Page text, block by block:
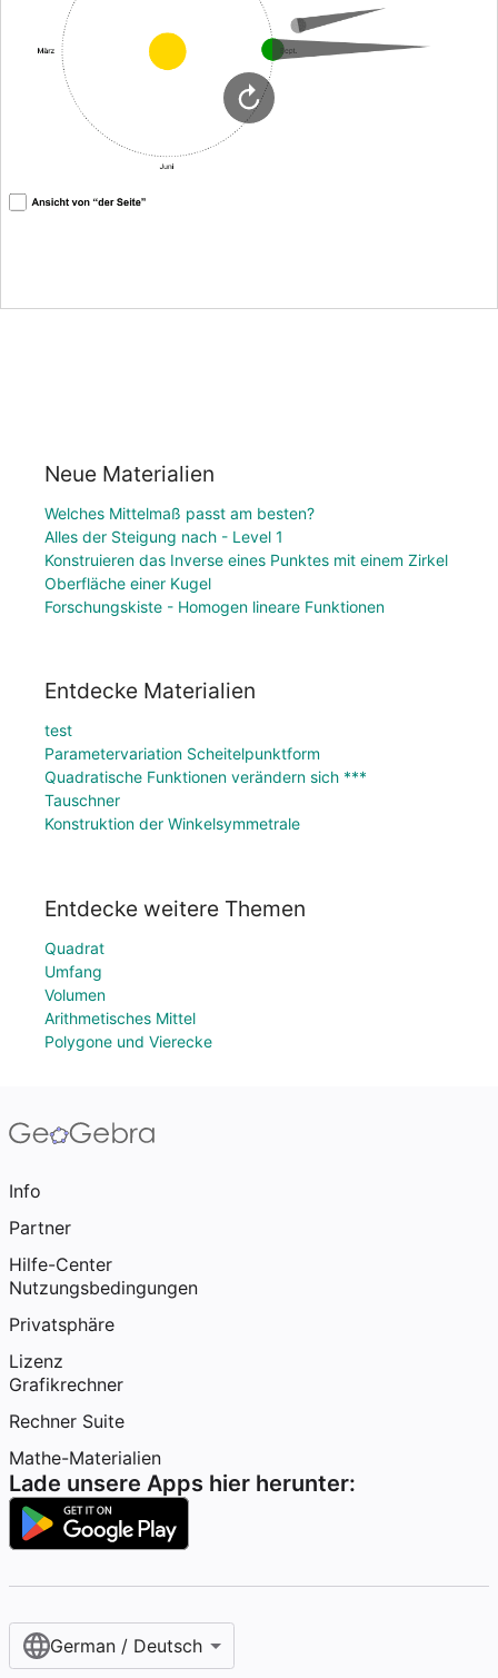
Neue Materialien
Welches Mittelmaß passt am besten?
Alles der Steigung nach - Level 1
Konstruieren das Inverse eines Punktes mit einem Zirkel
Oberfläche einer Kugel
Forschungskiste - Homogen lineare Funktionen
Entdecke Materialien
test
Parametervariation Scheitelpunktform
Quadratische Funktionen verändern sich ***
Tauschner
Konstruktion der Winkelsymmetrale
Entdecke weitere Themen
Quadrat
Umfang
Volumen
Arithmetisches Mittel
Polygone und Vierecke
Info
Partner
Hilfe-Center
Nutzungsbedingungen
Privatsphäre
Lizenz
Grafikrechner
Rechner Suite
Mathe-Materialien
Lade unsere Apps hier herunter:
German / Deutsch